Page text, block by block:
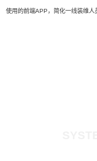
使用的前端APP，简化一线装维人